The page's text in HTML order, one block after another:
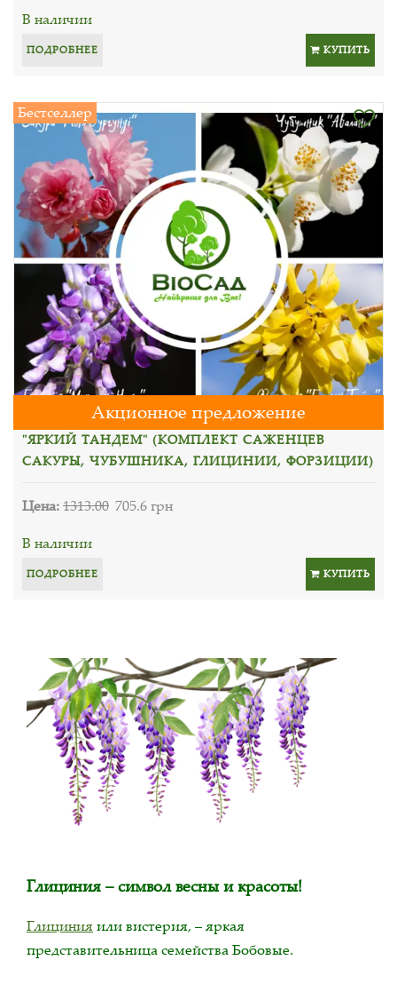
В наличии
ПОДРОБНЕЕ КУПИТЬ
Бестселлер
Акционное предложение
"ЯРКИЙ ТАНДЕМ" (КОМПЛЕКТ САЖЕНЦЕВ
САКУРЫ, ЧУБУШНИКА, ГЛИЦИНИИ, ФОРЗИЦИИ)
Цена:1313.00 705.6 грн
В наличии
ПОДРОБНЕЕ КУПИТЬ
Глициния – символ весны и красоты!
Глициния или вистерия, – яркая
представительница семейства Бобовые.